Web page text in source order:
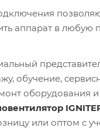
аппарат в любую
обучение,
оборудования и
или оптом с